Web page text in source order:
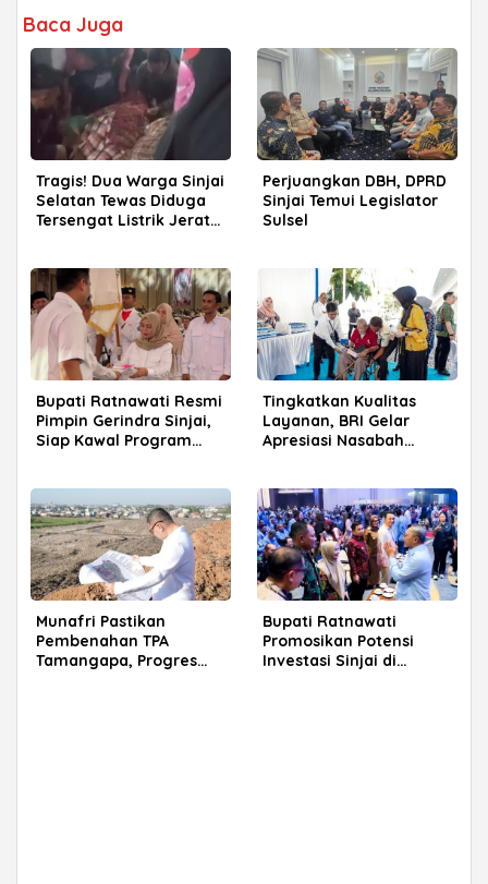
Baca Juga
Tragis! Dua Warga Sinjai
Selatan Tewas Diduga
Tersengat Listrik Jerat
Perjuangkan DBH, DPRD
Sinjai Temui Legislator
Sulsel
Bupati Ratnawati Resmi
Pimpin Gerindra Sinjai,
Siap Kawal Program
Tingkatkan Kualitas
Layanan, BRI Gelar
Apresiasi Nasabah
Munafri Pastikan
Pembenahan TPA
Tamangapa, Progres
Bupati Ratnawati
Promosikan Potensi
Investasi Sinjai di